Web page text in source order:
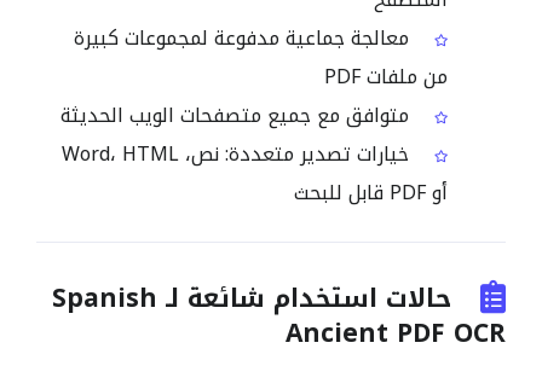
معالجة جماعية مدفوعة لمجموعات كبيرة
من ملفات PDF
متوافق مع جميع متصفحات الويب الحديثة
خيارات تصدير متعددة: نص، Word، HTML
أو PDF قابل للبحث
حالات استخدام شائعة لـ Spanish
Ancient PDF OCR